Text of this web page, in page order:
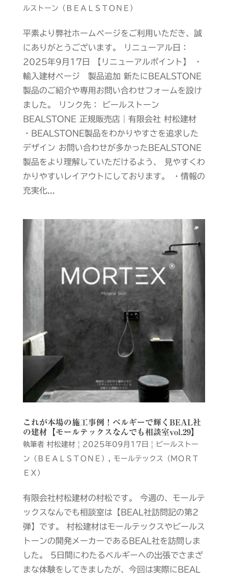
ルストーン（ＢＥＡＬＳＴＯＮＥ）
平素より弊社ホームページをご利用いただき、誠
にありがとうございます。 リニューアル日：
2025年9月17日 【リニューアルポイント】 ・
輸入建材ページ 製品追加 新たにBEALSTONE
製品のご紹介や専用お問い合わせフォームを設け
ました。 リンク先： ビールストーン
BEALSTONE 正規販売店｜有限会社 村松建材
・BEALSTONE製品をわかりやすさを追求した
デザイン お問い合わせが多かったBEALSTONE
製品をより理解していただけるよう、 見やすくわ
かりやすいレイアウトにしております。 ・情報の
充実化...
これが本場の施工事例！ベルギーで輝くBEAL社
の建材【モールテックスなんでも相談室vol.29】
執筆者 村松建材| 2025年09月17日 |
ビールストー
ン（ＢＥＡＬＳＴＯＮＥ）
モールテックス（ＭＯＲＴ
ＥＸ）
有限会社村松建材の村松です。 今週の、モールテ
ックスなんでも相談室は【BEAL社訪問記の第2
弾】です。 村松建材はモールテックスやビールス
トーンの開発メーカーであるBEAL社を訪問しま
した。 5日間にわたるベルギーへの出張でさまざ
まな体験をしてきましたが、今回は実際にBEAL